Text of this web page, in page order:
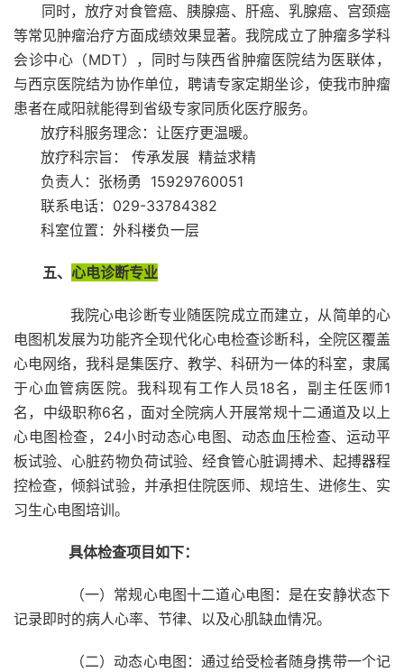
同时，放疗对食管癌、胰腺癌、肝癌、乳腺癌、宫颈癌
等常见肿瘤治疗方面成绩效果显著。我院成立了肿瘤多学科
会诊中心（MDT），同时与陕西省肿瘤医院结为医联体，
与西京医院结为协作单位，聘请专家定期坐诊，使我市肿瘤
患者在咸阳就能得到省级专家同质化医疗服务。
放疗科服务理念：让医疗更温暖。
放疗科宗旨： 传承发展 精益求精
负责人：张杨勇 15929760051
联系电话：029-33784382
科室位置：外科楼负一层
五、 心电诊断专业
我院心电诊断专业随医院成立而建立，从简单的心
电图机发展为功能齐全现代化心电检查诊断科，全院区覆盖
心电网络，我科是集医疗、教学、科研为一体的科室，隶属
于心血管病医院。我科现有工作人员18名，副主任医师1
名，中级职称6名，面对全院病人开展常规十二通道及以上
心电图检查，24小时动态心电图、动态血压检查、运动平
板试验、心脏药物负荷试验、经食管心脏调搏术、起搏器程
控检查，倾斜试验，并承担住院医师、规培生、进修生、实
习生心电图培训。
具体检查项目如下：
（一）常规心电图十二道心电图：是在安静状态下
记录即时的病人心率、节律、以及心肌缺血情况。
（二）动态心电图：通过给受检者随身携带一个记